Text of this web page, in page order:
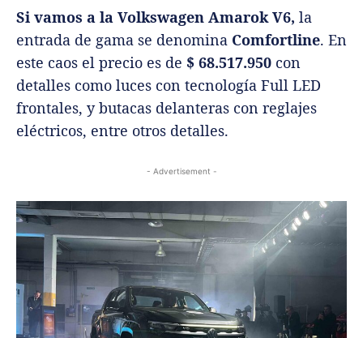
Si vamos a la Volkswagen Amarok V6, la
entrada de gama se denomina Comfortline. En
este caos el precio es de $ 68.517.950 con
detalles como luces con tecnología Full LED
frontales, y butacas delanteras con reglajes
eléctricos, entre otros detalles.
- Advertisement -